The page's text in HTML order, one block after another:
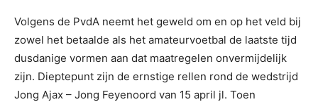
Volgens de PvdA neemt het geweld om en op het veld bij
zowel het betaalde als het amateurvoetbal de laatste tijd
dusdanige vormen aan dat maatregelen onvermijdelijk
zijn. Dieptepunt zijn de ernstige rellen rond de wedstrijd
Jong Ajax – Jong Feyenoord van 15 april jl. Toen